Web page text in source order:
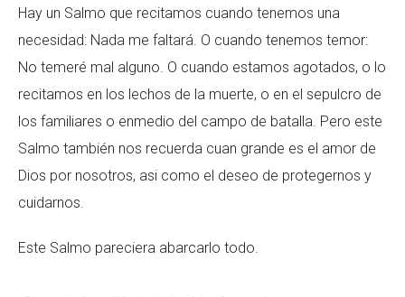
Hay un Salmo que recitamos cuando tenemos una
necesidad: Nada me faltará. O cuando tenemos temor:
No temeré mal alguno. O cuando estamos agotados, o lo
recitamos en los lechos de la muerte, o en el sepulcro de
los familiares o enmedio del campo de batalla. Pero este
Salmo también nos recuerda cuan grande es el amor de
Dios por nosotros, asi como el deseo de protegernos y
cuidarnos.
Este Salmo pareciera abarcarlo todo.